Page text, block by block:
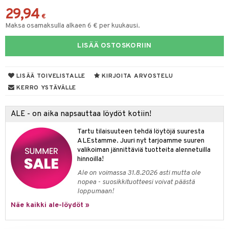
29,94 €
Maksa osamaksulla alkaen 6 € per kuukausi.
LISÄÄ OSTOSKORIIN
LISÄÄ TOIVELISTALLE
KIRJOITA ARVOSTELU
KERRO YSTÄVÄLLE
ALE - on aika napsauttaa löydöt kotiin!
Tartu tilaisuuteen tehdä löytöjä suuresta
ALEstamme. Juuri nyt tarjoamme suuren
valikoiman jännittäviä tuotteita alennetuilla
hinnoilla!
Ale on voimassa 31.8.2026 asti mutta ole
nopea - suosikkituotteesi voivat päästä
loppumaan!
Näe kaikki ale-löydöt »
Set
& Highlighter
Päivävoide
hoito
/ Kajaali
de toilette
&
tuotteet
hoito
poisto
hoito
tuotteet
shave balm
shave lotion
de cologne
de toilette
tuotteet